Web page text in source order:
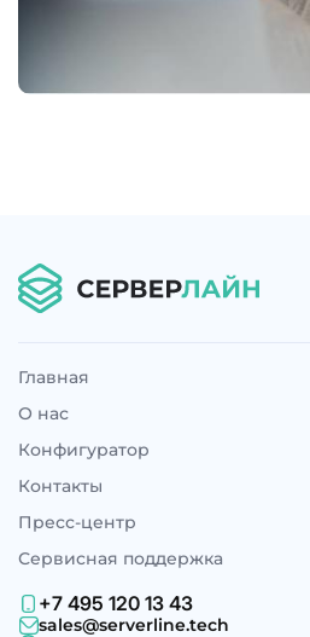
Главная
О нас
Конфигуратор
Контакты
Пресс-центр
Сервисная поддержка
+7 495 120 13 43
sales@serverline.tech